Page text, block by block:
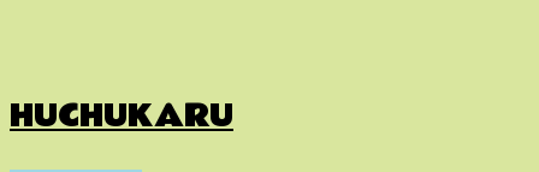
HUCHUKARU